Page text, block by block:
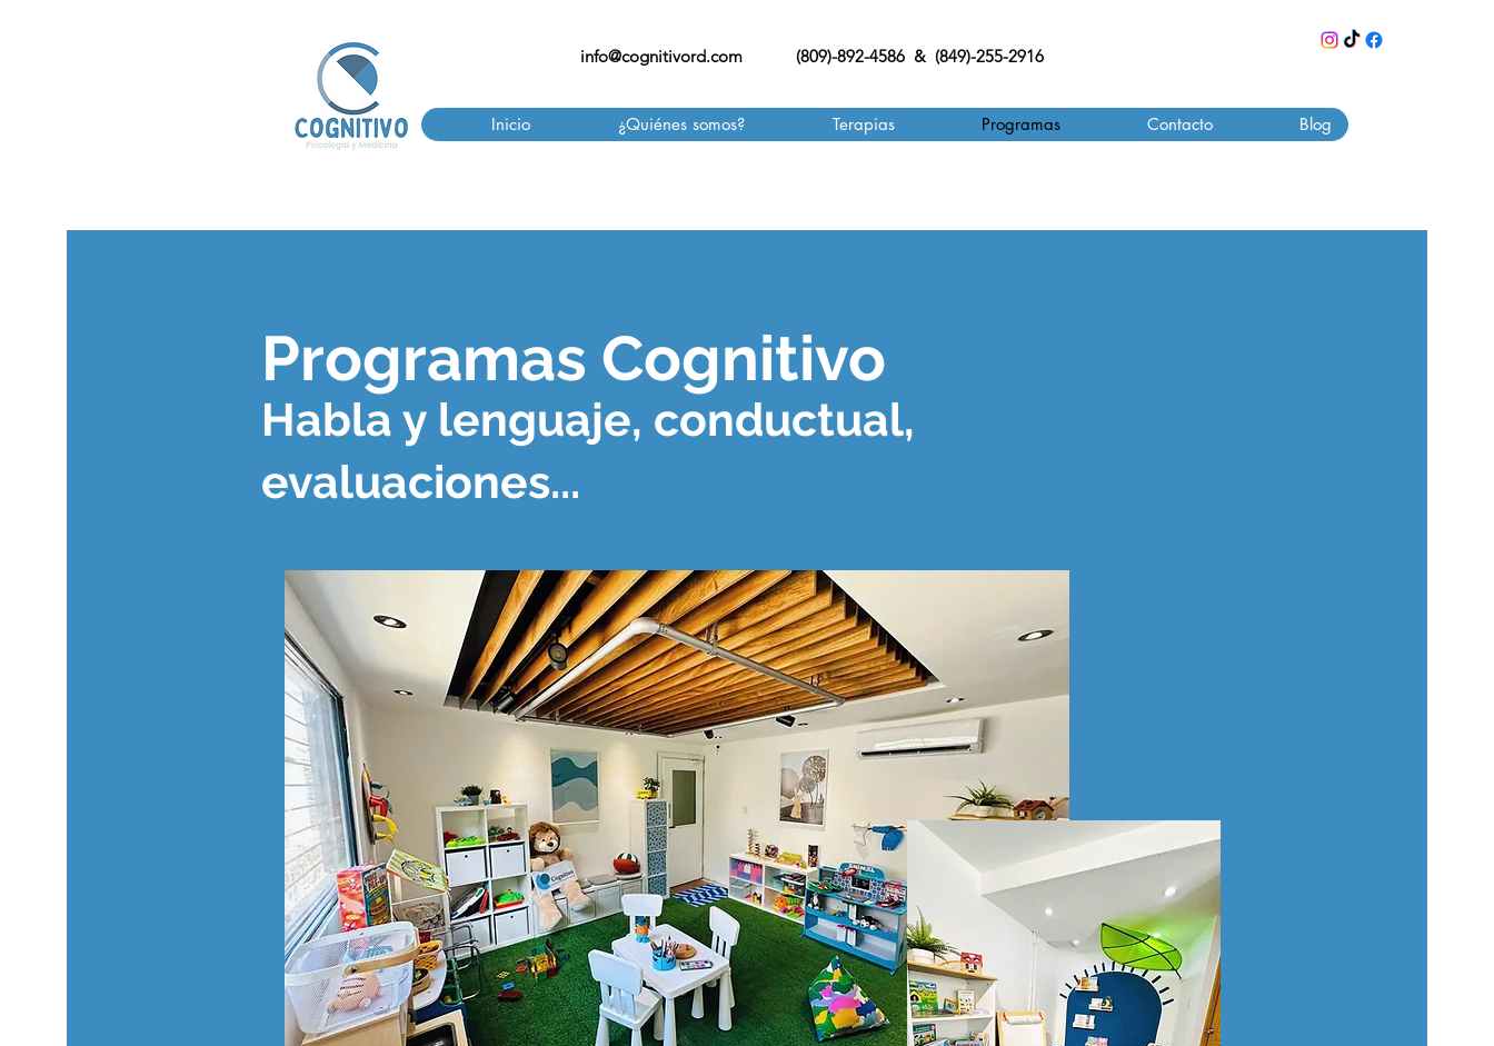
info@cognitivord.com (809)-892-4586 & (849)-255-2916
Inicio ¿Quiénes somos? Terapias Programas Contacto Blog
Programas Cognitivo
Habla y lenguaje, conductual,
evaluaciones...